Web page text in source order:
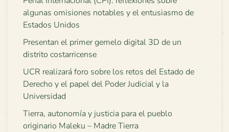
algunas omisiones notables y el entusiasmo de
Estados Unidos
Presentan el primer gemelo digital 3D de un
distrito costarricense
UCR realizará foro sobre los retos del Estado de
Derecho y el papel del Poder Judicial y la
Universidad
Tierra, autonomía y justicia para el pueblo
originario Maleku – Madre Tierra